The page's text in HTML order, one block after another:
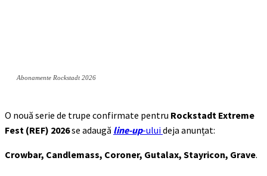
Abonamente Rockstadt 2026
O nouă serie de trupe confirmate pentru Rockstadt Extreme
Fest (REF) 2026se adaugă line-up-uluideja anunțat:
Crowbar, Candlemass, Coroner, Gutalax, Stayricon, Grave.